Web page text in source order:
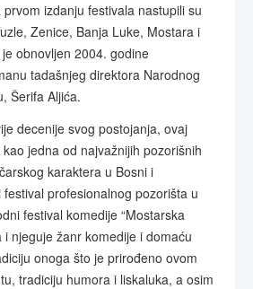
izdanju festivala nastupili su
Zenice, Banja Luke, Mostara i
obnovljen 2004. godine
tadašnjeg direktora Narodnog
Šerifa Aljića.
decenije svog postojanja, ovaj
jedna od najvažnijih pozorišnih
karaktera u Bosni i
profesionalnog pozorišta u
festival komedije “Mostarska
i njeguje žanr komedije i domaću
onoga što je prirođeno ovom
tradiciju humora i liskaluka, a osim